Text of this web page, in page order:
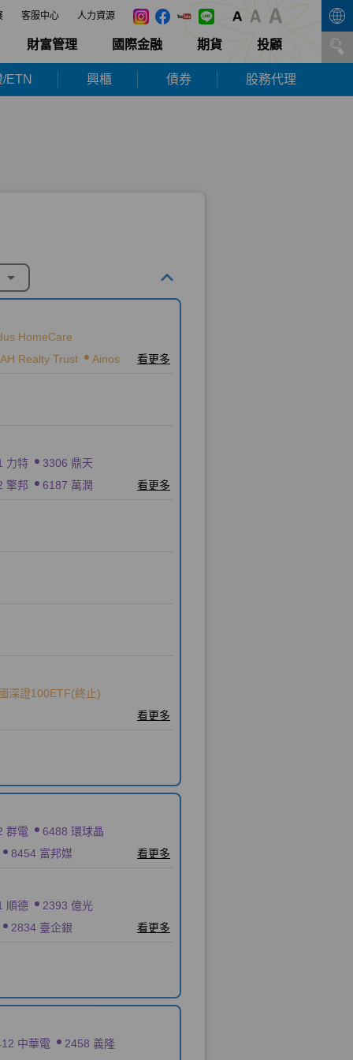
客服中心 人力資源
財富管理 國際金融 期貨 投顧
ETN 興櫃 債券 股務代理